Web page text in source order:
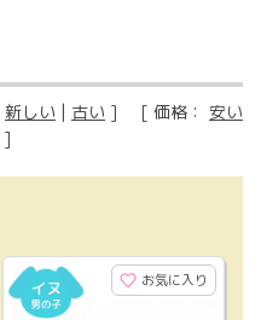
新しい | 古い ] [ 価格： 安い
]
お気に入り